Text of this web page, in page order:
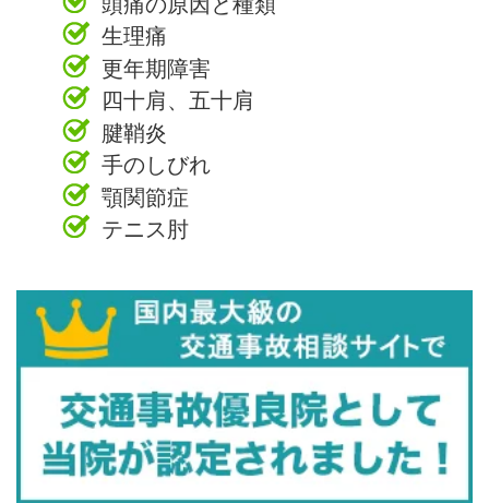
生理痛
更年期障害
四十肩、五十肩
腱鞘炎
手のしびれ
顎関節症
テニス肘